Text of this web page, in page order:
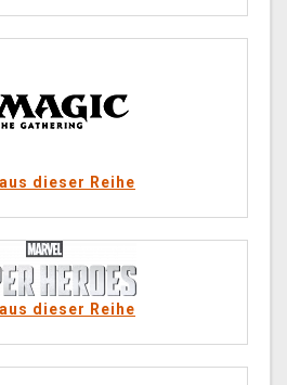
dieser Reihe
dieser Reihe